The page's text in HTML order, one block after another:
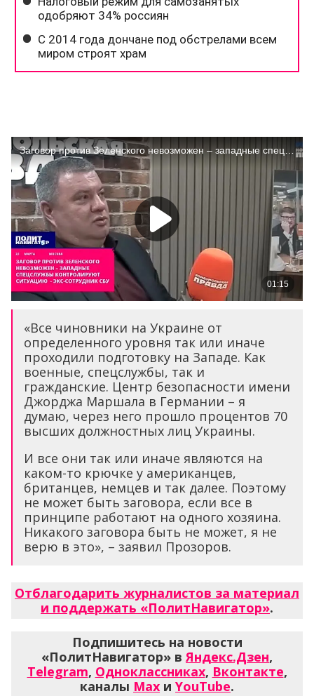
«Все чиновники на Украине от
определенного уровня так или иначе
проходили подготовку на Западе. Как
военные, спецслужбы, так и
гражданские. Центр безопасности имени
Джорджа Маршала в Германии – я
думаю, через него прошло процентов 70
высших должностных лиц Украины.
И все они так или иначе являются на
каком-то крючке у американцев,
британцев, немцев и так далее. Поэтому
не может быть заговора, если все в
принципе работают на одного хозяина.
Никакого заговора быть не может, я не
верю в это», – заявил Прозоров.
Отблагодарить журналистов за материал
и поддержать «ПолитНавигатор».
Подпишитесь на новости
«ПолитНавигатор» вЯндекс.Дзен,
Telegram, Одноклассниках, Вконтакте,
каналы Max и YouTube.